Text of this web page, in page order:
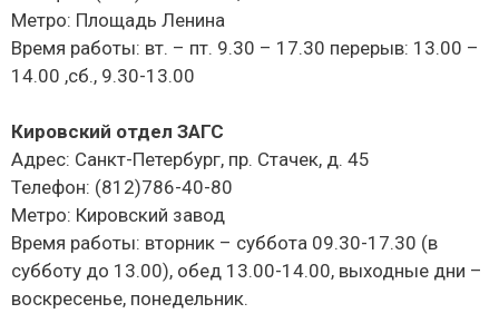
Метро: Площадь Ленина
Время работы: вт. – пт. 9.30 – 17.30 перерыв: 13.00 –
14.00 ,сб., 9.30-13.00
Кировский отдел ЗАГС
Адрес: Санкт-Петербург, пр. Стачек, д. 45
Телефон: (812)786-40-80
Метро: Кировский завод
Время работы: вторник – суббота 09.30-17.30 (в
субботу до 13.00), обед 13.00-14.00, выходные дни –
воскресенье, понедельник.